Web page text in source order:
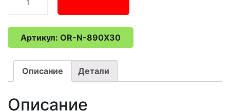
товара
картридж
FCCBKDF2
из
гранулированного
активированного
угля
KDF
Артикул: OR-N-890X30
Описание Детали
Описание